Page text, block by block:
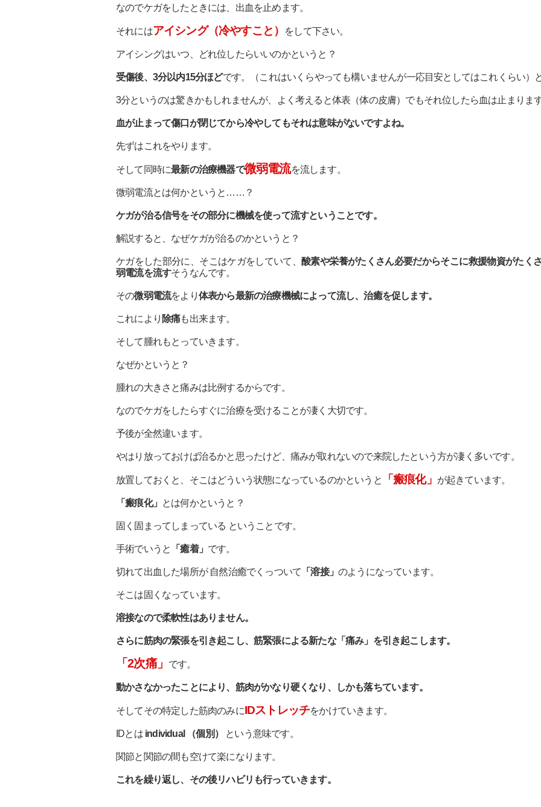
なのでケガをしたときには、出血を止めます。
それにはアイシング（冷やすこと） をして下さい。
アイシングはいつ、どれ位したらいいのかというと？
受傷後、3分以内15分ほどです。（これはいくらやっても構いませんが一応目安としてはこれくらい）
3分というのは驚きかもしれませんが、よく考えると体表（体の皮膚）でもそれ位したら血は止まりま
血が止まって傷口が閉じてから冷やしてもそれは意味がないですよね。
先ずはこれをやります。
そして同時に最新の治療機器で微弱電流を流します。
微弱電流とは何かというと……？
ケガが治る信号をその部分に機械を使って流すということです。
解説すると、なぜケガが治るのかというと？
ケガをした部分に、そこはケガをしていて、酸素や栄養がたくさん必要だからそこに救援物資がたく
弱電流を流すそうなんです。
その微弱電流をより体表から最新の治療機械によって流し、治癒を促します。
これにより 除痛も出来ます。
そして腫れもとっていきます。
なぜかというと？
腫れの大きさと痛みは比例するからです。
なのでケガをしたらすぐに治療を受けることが凄く大切です。
予後が全然違います。
やはり放っておけば治るかと思ったけど、痛みが取れないので来院したという方が凄く多いです。
放置しておくと、そこはどういう状態になっているのかというと 「瘢痕化」 が起きています。
「瘢痕化」 とは何かというと？
固く固まってしまっている ということです。
手術でいうと 「癒着」 です。
切れて出血した場所が 自然治癒でくっついて 「溶接」のようになっています。
そこは固くなっています。
溶接なので柔軟性はありません。
さらに筋肉の緊張を引き起こし、筋緊張による新たな「痛み」を引き起こします。
「2次痛」 です。
動かさなかったことにより、筋肉がかなり硬くなり、しかも落ちています。
そしてその特定した筋肉のみにIDストレッチをかけていきます。
IDとはindividual （個別） という意味です。
関節と関節の間も空けて楽になります。
これを繰り返し、その後リハビリも行っていきます。